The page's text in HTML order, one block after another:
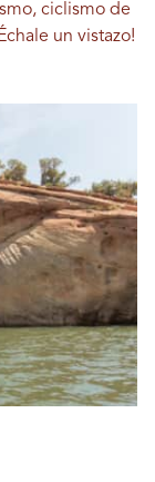
ciclismo de
un vistazo!